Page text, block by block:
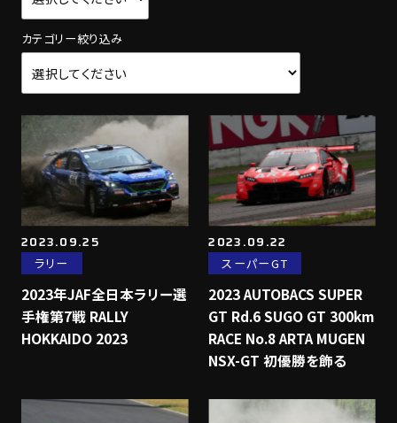
カテゴリー絞り込み
2023.09.25
ラリー
2023年JAF全日本ラリー選
手権第7戦 RALLY
HOKKAIDO 2023
2023.09.22
スーパーGT
2023 AUTOBACS SUPER
GT Rd.6 SUGO GT 300km
RACE No.8 ARTA MUGEN
NSX-GT 初優勝を飾る